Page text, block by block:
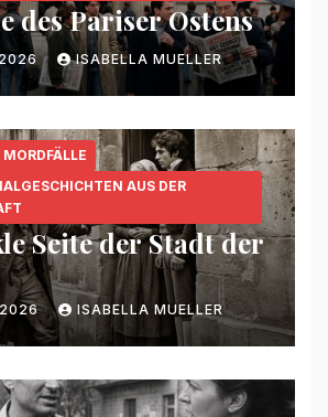
des Pariser Ostens
2026 ISABELLA MUELLER
MORDFÄLLE
AUS DER
Seite der Stadt der
2026 ISABELLA MUELLER